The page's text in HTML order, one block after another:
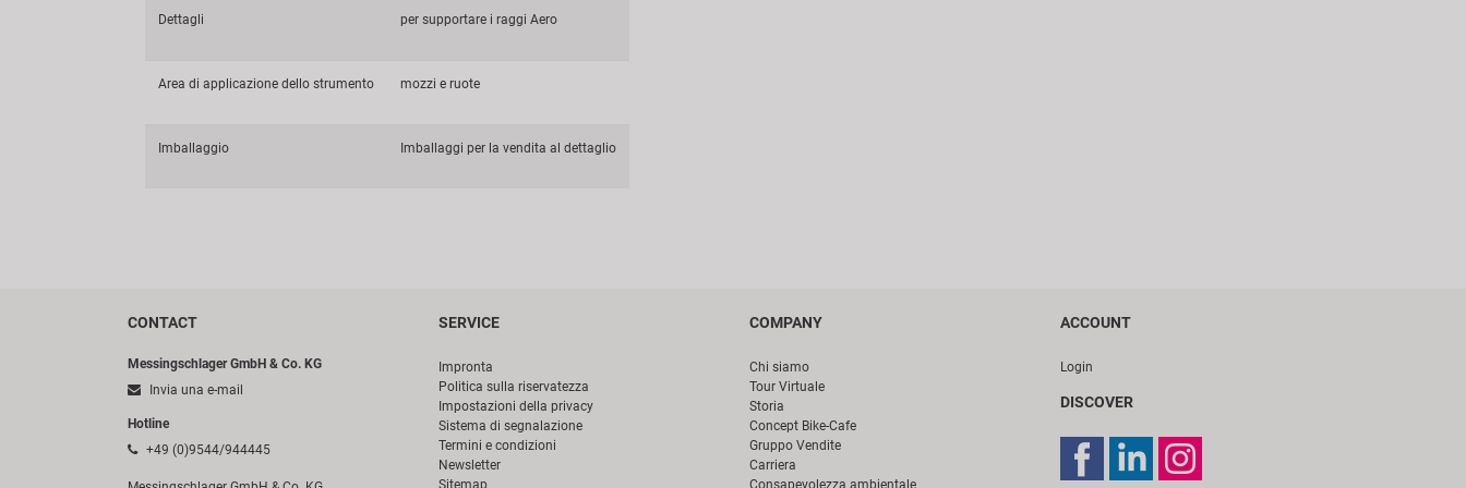
Dettagli per supportare i raggi Aero
Area di applicazione dello strumento mozzi e ruote
Imballaggio Imballaggi per la vendita al dettaglio
CONTACT
Messingschlager GmbH & Co. KG
Invia una e-mail
Hotline
+49 (0)9544/944445
SERVICE
Impronta
Politica sulla riservatezza
Impostazioni della privacy
Sistema di segnalazione
Termini e condizioni
Newsletter
Sitemap
COMPANY
Chi siamo
Tour Virtuale
Storia
Concept Bike-Cafe
Gruppo Vendite
Carriera
Consapevolezza ambientale
ACCOUNT
Login
DISCOVER